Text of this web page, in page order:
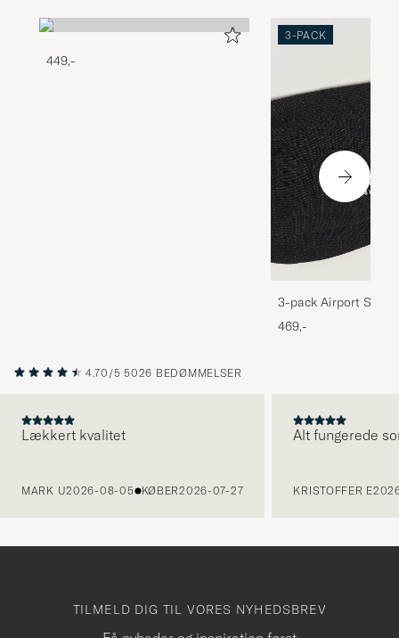
449,-
3-PACK
3-pack Airport
Melange
469,-
4.70/5 5026 BEDØMMELSER
Lækkert kvalitet
MARK U2026-08-05 KØBER2026-07-27
Alt fungerede
KRISTOFFER E
TILMELD DIG TIL VORES NYHEDSBREV